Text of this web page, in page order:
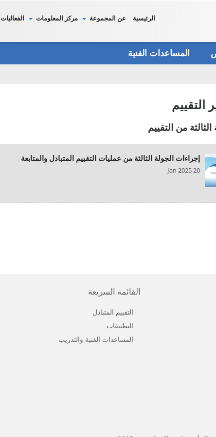
الرئيسية
عن المجموعة مركز المعلومات الفعاليات
المساعدات الفنية
التقييم
الثالثة من التقييم
إجراءات الجولة الثالثة من عمليات التقييم المتبادل والمتابعة
20 Jan 2025
القائمة السريعة
التقييم المتبادل
التطبيقات
المساعدات الفنية والتدريب